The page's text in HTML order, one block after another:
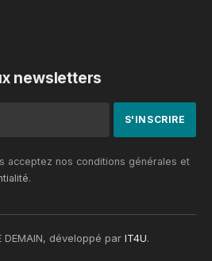
résidentielle
est un concept
des résidents